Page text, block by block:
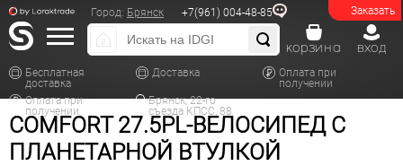
Заказать
Город: Брянск +7(961) 004-48-85
Бесплатная
доставка
Доставка
Оплата при
получении
Оплата при
получении
Брянск, 22-го
съезда КПСС, 88
вход
корзина
COMFORT 27.5PL-ВЕЛОСИПЕД С
ПЛАНЕТАРНОЙ ВТУЛКОЙ